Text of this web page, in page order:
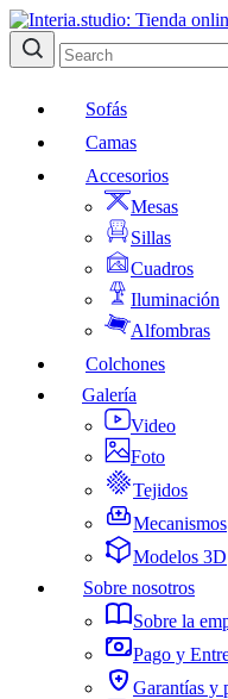
Sofás
Camas
Accesorios
Mesas
Sillas
Cuadros
Iluminación
Alfombras
Colchones
Galería
Video
Foto
Tejidos
Mecanismos
Modelos 3D
Sobre nosotros
Sobre la
Pago y
Garantías y